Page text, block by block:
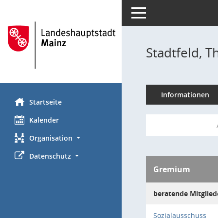
Startseite
Kalender
Organisation
Datenschutz
Toggle navigation
Stadtfeld,
Informationen
Gremium
beratende
Sozialausschuss